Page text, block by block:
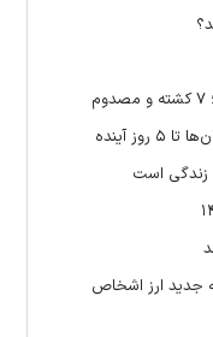
زندگی است
جدید ارز اشخاص